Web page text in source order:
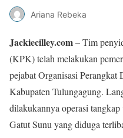
Ariana Rebeka
Jackiecilley.com– Tim
(KPK) telah melakukan
pejabat Organisasi Perangkat
Kabupaten Tulungagung.
dilakukannya operasi
Gatut Sunu yang diduga